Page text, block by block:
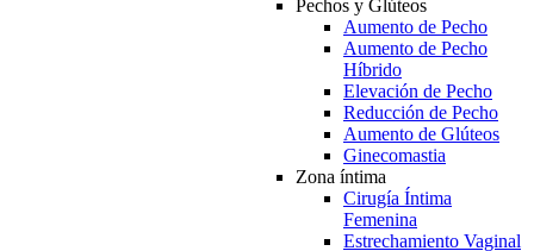
Pechos y Glúteos
Aumento de Pecho
Aumento de Pecho
Híbrido
Elevación de Pecho
Reducción de Pecho
Aumento de Glúteos
Ginecomastia
Zona íntima
Cirugía Íntima
Femenina
Estrechamiento Vaginal